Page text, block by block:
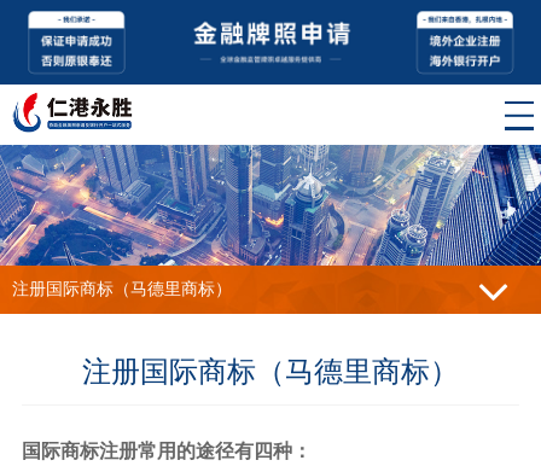
注册国际商标（马德里商标）
注册国际商标（马德里商标）
国际商标注册常用的途径有四种：